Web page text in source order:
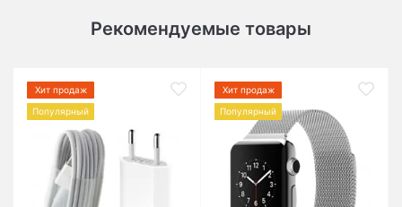
Рекомендуемые товары
Хит продаж
Популярный
Хит продаж
Популярный